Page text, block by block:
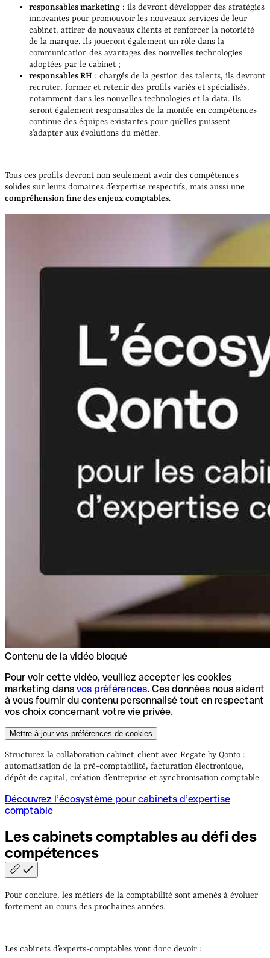
responsables marketing : ils devront développer des stratégies
innovantes pour promouvoir les nouveaux services de leur
cabinet, attirer de nouveaux clients et renforcer la notoriété
de la marque. Ils joueront également un rôle dans la
communication des avantages des nouvelles technologies
adoptées par le cabinet ;
responsables RH : chargés de la gestion des talents, ils devront
recruter, former et retenir des profils variés et spécialisés,
notamment dans les nouvelles technologies et la data. Ils
seront également responsables de la montée en compétences
continue des équipes existantes pour qu’elles puissent
s’adapter aux évolutions du métier.
Tous ces profils devront non seulement avoir des compétences
solides sur leurs domaines d’expertise respectifs, mais aussi une
compréhension fine des enjeux comptables.
Contenu de la vidéo bloqué
Pour voir cette vidéo, veuillez accepter les cookies
marketing dans vos préférences. Ces données nous aident
à vous fournir du contenu personnalisé tout en respectant
vos choix concernant votre vie privée.
Mettre à jour vos préférences de cookies
Structurez la collaboration cabinet-client avec Regate by Qonto :
automatisation de la pré-comptabilité, facturation électronique,
dépôt de capital, création d’entreprise et synchronisation comptable.
Découvrez l’écosystème pour cabinets d’expertise
comptable
Les cabinets comptables au défi des
compétences
Pour conclure, les métiers de la comptabilité sont amenés à évoluer
fortement au cours des prochaines années.
Les cabinets d’experts-comptables vont donc devoir :